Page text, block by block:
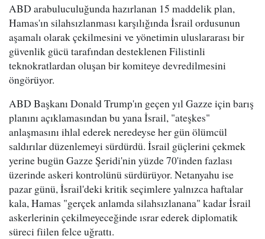
ABD arabuluculuğunda hazırlanan 15 maddelik plan,
Hamas'ın silahsızlanması karşılığında İsrail ordusunun
aşamalı olarak çekilmesini ve yönetimin uluslararası bir
güvenlik gücü tarafından desteklenen Filistinli
teknokratlardan oluşan bir komiteye devredilmesini
öngörüyor.
ABD Başkanı Donald Trump'ın geçen yıl Gazze için barış
planını açıklamasından bu yana İsrail, "ateşkes"
anlaşmasını ihlal ederek neredeyse her gün ölümcül
saldırılar düzenlemeyi sürdürdü. İsrail güçlerini çekmek
yerine bugün Gazze Şeridi'nin yüzde 70'inden fazlası
üzerinde askeri kontrolünü sürdürüyor. Netanyahu ise
pazar günü, İsrail'deki kritik seçimlere yalnızca haftalar
kala, Hamas "gerçek anlamda silahsızlanana" kadar İsrail
askerlerinin çekilmeyeceğinde ısrar ederek diplomatik
süreci fiilen felce uğrattı.